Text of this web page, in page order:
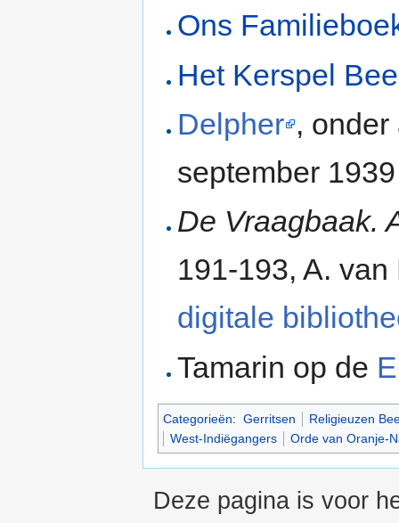
Ons
Het Kerspel
Delpher ,
september 1939
De Vraagbaak.
191-193, A.
digitale
Tamarin op de
Categorieën: Gerritsen
Religieuzen
West-Indiëgangers
Orde van Oranje-
Deze pagina is voor